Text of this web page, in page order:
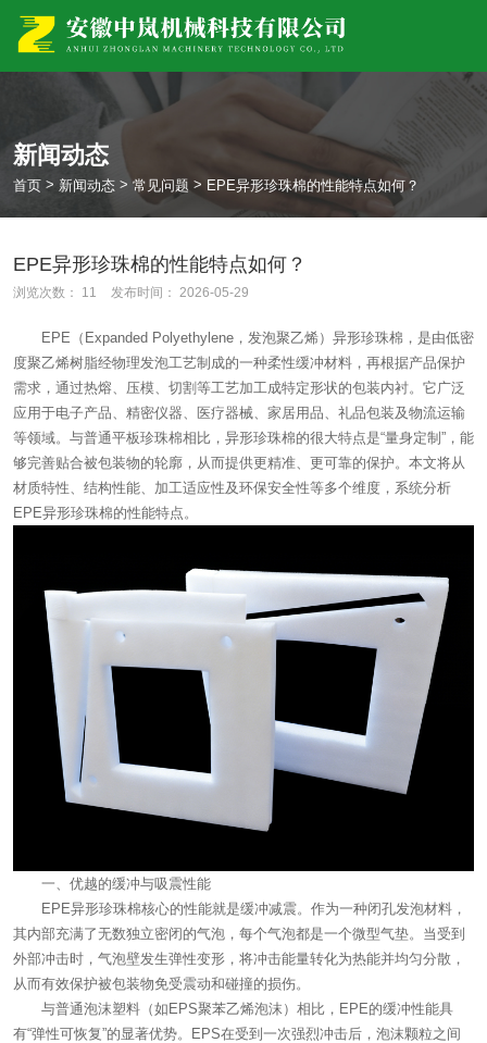
新闻动态
首页 > 新闻动态 >常见问题 > EPE异形珍珠棉的性能特点如何？
EPE异形珍珠棉的性能特点如何？
浏览次数： 11 发布时间： 2026-05-29
EPE（Expanded Polyethylene，发泡聚乙烯）异形珍珠棉，是由低密
度聚乙烯树脂经物理发泡工艺制成的一种柔性缓冲材料，再根据产品保护
需求，通过热熔、压模、切割等工艺加工成特定形状的包装内衬。它广泛
应用于电子产品、精密仪器、医疗器械、家居用品、礼品包装及物流运输
等领域。与普通平板珍珠棉相比，异形珍珠棉的很大特点是“量身定制”，能
够完善贴合被包装物的轮廓，从而提供更精准、更可靠的保护。本文将从
材质特性、结构性能、加工适应性及环保安全性等多个维度，系统分析
EPE异形珍珠棉的性能特点。
一、优越的缓冲与吸震性能
EPE异形珍珠棉核心的性能就是缓冲减震。作为一种闭孔发泡材料，
其内部充满了无数独立密闭的气泡，每个气泡都是一个微型气垫。当受到
外部冲击时，气泡壁发生弹性变形，将冲击能量转化为热能并均匀分散，
从而有效保护被包装物免受震动和碰撞的损伤。
与普通泡沫塑料（如EPS聚苯乙烯泡沫）相比，EPE的缓冲性能具
有“弹性可恢复”的显著优势。EPS在受到一次强烈冲击后，泡沫颗粒之间